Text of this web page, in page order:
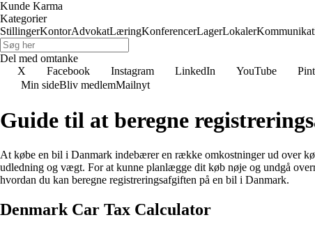
Kunde Karma
Kategorier
StillingerKontorAdvokatLæringKonferencerLagerLokaler
Del med omtanke
X
Facebook Instagram LinkedIn YouTube
Min sideBliv medlemMailnyt
Guide til at beregne
At købe en bil i Danmark indebærer en række omkostninger ud over
udledning og vægt. For at kunne planlægge dit køb nøje og undgå
hvordan du kan beregne registreringsafgiften på en bil i Danmark.
Denmark Car Tax Calculator